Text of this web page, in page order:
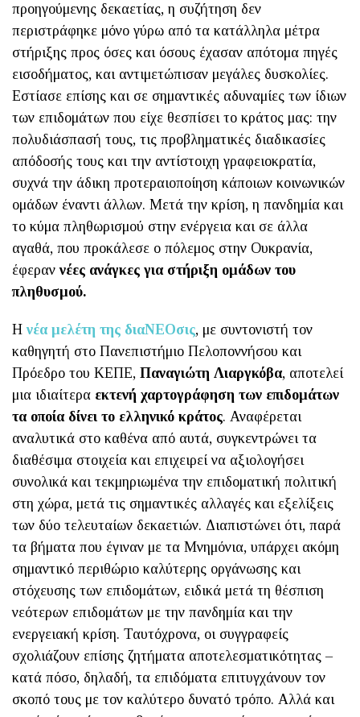
προηγούμενης δεκαετίας, η συζήτηση δεν
περιστράφηκε μόνο γύρω από τα κατάλληλα μέτρα
στήριξης προς όσες και όσους έχασαν απότομα πηγές
εισοδήματος, και αντιμετώπισαν μεγάλες δυσκολίες.
Εστίασε επίσης και σε σημαντικές αδυναμίες των ίδιων
των επιδομάτων που είχε θεσπίσει το κράτος μας: την
πολυδιάσπασή τους, τις προβληματικές διαδικασίες
απόδοσής τους και την αντίστοιχη γραφειοκρατία,
συχνά την άδικη προτεραιοποίηση κάποιων κοινωνικών
ομάδων έναντι άλλων. Μετά την κρίση, η πανδημία και
το κύμα πληθωρισμού στην ενέργεια και σε άλλα
αγαθά, που προκάλεσε ο πόλεμος στην Ουκρανία,
έφεραννέες ανάγκες για στήριξη ομάδων του
πληθυσμού.
Ηνέα μελέτη της διαΝΕΟσις, με συντονιστή τον
καθηγητή στο Πανεπιστήμιο Πελοποννήσου και
Πρόεδρο του ΚΕΠΕ, Παναγιώτη Λιαργκόβα, αποτελεί
μια ιδιαίτερα εκτενή χαρτογράφηση των επιδομάτων
τα οποία δίνει το ελληνικό κράτος. Αναφέρεται
αναλυτικά στο καθένα από αυτά, συγκεντρώνει τα
διαθέσιμα στοιχεία και επιχειρεί να αξιολογήσει
συνολικά και τεκμηριωμένα την επιδοματική πολιτική
στη χώρα, μετά τις σημαντικές αλλαγές και εξελίξεις
των δύο τελευταίων δεκαετιών. Διαπιστώνει ότι, παρά
τα βήματα που έγιναν με τα Μνημόνια, υπάρχει ακόμη
σημαντικό περιθώριο καλύτερης οργάνωσης και
στόχευσης των επιδομάτων, ειδικά μετά τη θέσπιση
νεότερων επιδομάτων με την πανδημία και την
ενεργειακή κρίση. Ταυτόχρονα, οι συγγραφείς
σχολιάζουν επίσης ζητήματα αποτελεσματικότητας –
κατά πόσο, δηλαδή, τα επιδόματα επιτυγχάνουν τον
σκοπό τους με τον καλύτερο δυνατό τρόπο. Αλλά και